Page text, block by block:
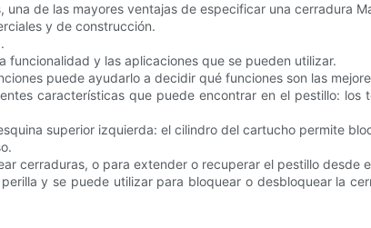
de las mayores ventajas de especificar una cerradura
y de construcción.
y las aplicaciones que se pueden utilizar.
puede ayudarlo a decidir qué funciones son las
características que puede encontrar en el pestillo:
superior izquierda: el cilindro del cartucho permite
cerraduras, o para extender o recuperar el pestillo desde
y se puede utilizar para bloquear o desbloquear la